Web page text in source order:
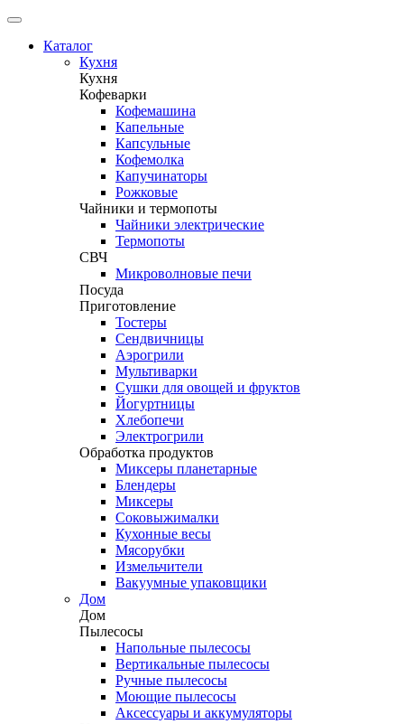
Каталог
Кухня
Кухня
Кофеварки
Кофемашина
Капельные
Капсульные
Кофемолка
Капучинаторы
Рожковые
Чайники и термопоты
Чайники электрические
Термопоты
СВЧ
Микроволновые печи
Посуда
Приготовление
Тостеры
Сендвичницы
Аэрогрили
Мультиварки
Сушки для овощей и фруктов
Йогуртницы
Хлебопечи
Электрогрили
Обработка продуктов
Миксеры планетарные
Блендеры
Миксеры
Соковыжималки
Кухонные весы
Мясорубки
Измельчители
Вакуумные упаковщики
Дом
Дом
Пылесосы
Напольные пылесосы
Вертикальные пылесосы
Ручные пылесосы
Моющие пылесосы
Аксессуары и аккумуляторы